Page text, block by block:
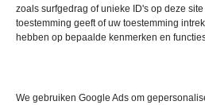
zoals surfgedrag of unieke ID's op deze
toestemming geeft of uw toestemming
hebben op bepaalde kenmerken en
We gebruiken Google Ads om
Merk Overige
Garantie 6 maanden